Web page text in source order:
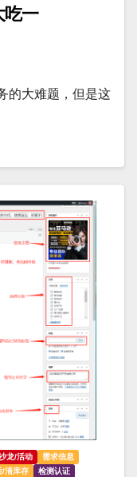
吃一
的大难题，但是这
龙/活动
需求信息
/清库存
检测认证